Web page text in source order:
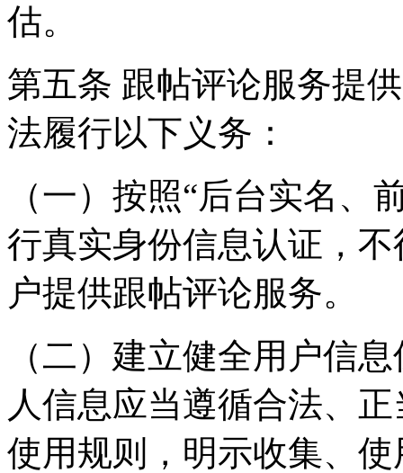
估。
第五条 跟帖评论服务提
法履行以下义务：
（一）按照“后台实名、
行真实身份信息认证，
户提供跟帖评论服务。
（二）建立健全用户信
人信息应当遵循合法、
使用规则，明示收集、